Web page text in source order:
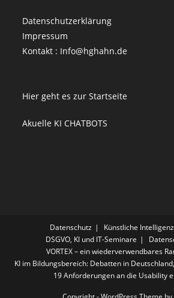
Datenschutzerklärung
Impressum
Kontakt : Info@hghahn.de
Hier geht es zur Startseite
Akuelle KI CHATBOTS
Datenschutz
Künstliche
DSGVO, KI und IT-Seminare
VORTEX – ein wiederverwendbares
KI im Bildungsbereich: Debatten in
19 Anforderungen an die Usability